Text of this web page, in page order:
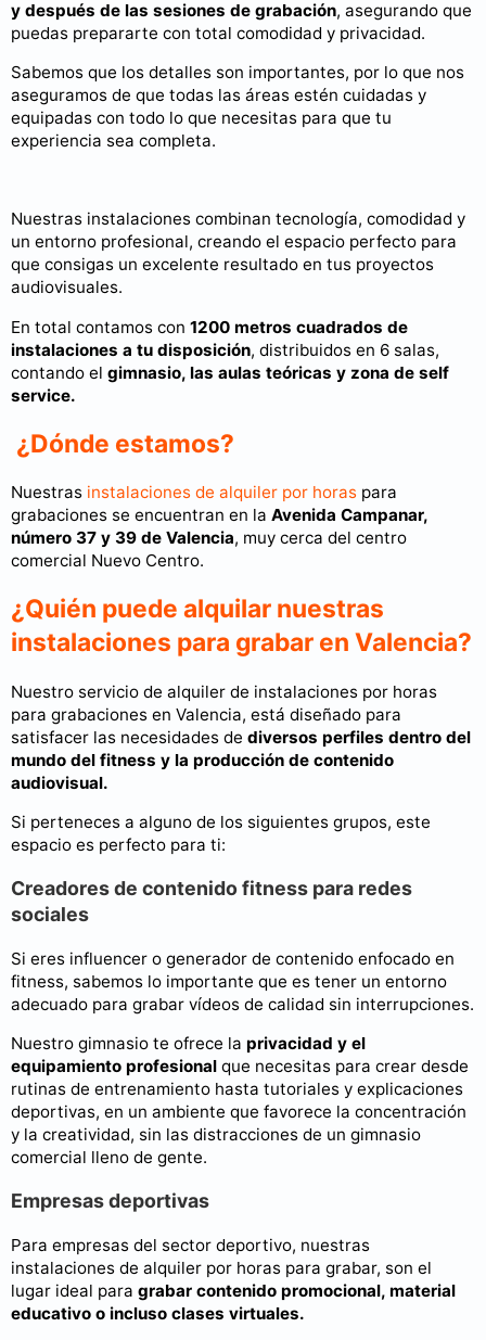
y después de las sesiones de grabación, asegurando que
puedas prepararte con total comodidad y privacidad.
Sabemos que los detalles son importantes, por lo que nos
aseguramos de que todas las áreas estén cuidadas y
equipadas con todo lo que necesitas para que tu
experiencia sea completa.
Nuestras instalaciones combinan tecnología, comodidad y
un entorno profesional, creando el espacio perfecto para
que consigas un excelente resultado en tus proyectos
audiovisuales.
En total contamos con 1200 metros cuadrados de
instalaciones a tu disposición, distribuidos en 6 salas,
contando el gimnasio, las aulas teóricas y zona de self
service.
¿Dónde estamos?
Nuestras instalaciones de alquiler por horas para
grabaciones se encuentran en la Avenida Campanar,
número 37 y 39 de Valencia, muy cerca del centro
comercial Nuevo Centro.
¿Quién puede alquilar nuestras
instalaciones para grabar en Valencia?
Nuestro servicio de alquiler de instalaciones por horas
para grabaciones en Valencia, está diseñado para
satisfacer las necesidades de diversos perfiles dentro del
mundo del fitness y la producción de contenido
audiovisual.
Si perteneces a alguno de los siguientes grupos, este
espacio es perfecto para ti:
Creadores de contenido fitness para redes
sociales
Si eres influencer o generador de contenido enfocado en
fitness, sabemos lo importante que es tener un entorno
adecuado para grabar vídeos de calidad sin interrupciones.
Nuestro gimnasio te ofrece la privacidad y el
equipamiento profesional que necesitas para crear desde
rutinas de entrenamiento hasta tutoriales y explicaciones
deportivas, en un ambiente que favorece la concentración
y la creatividad, sin las distracciones de un gimnasio
comercial lleno de gente.
Empresas deportivas
Para empresas del sector deportivo, nuestras
instalaciones de alquiler por horas para grabar, son el
lugar ideal para grabar contenido promocional, material
educativo o incluso clases virtuales.